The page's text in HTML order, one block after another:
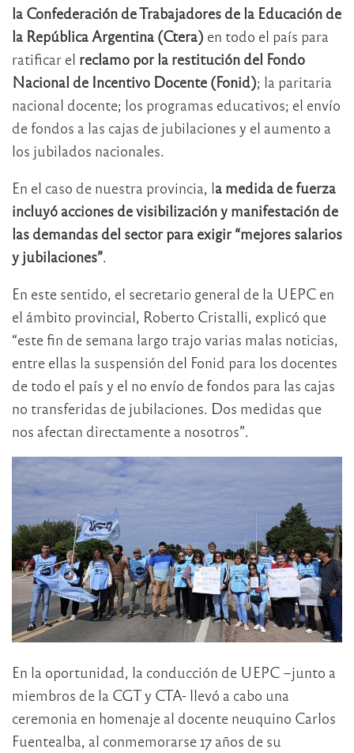
la Confederación de Trabajadores de la Educación de
la República Argentina (Ctera) en todo el país para
ratificar el reclamo por la restitución del Fondo
Nacional de Incentivo Docente (Fonid); la paritaria
nacional docente; los programas educativos; el envío
de fondos a las cajas de jubilaciones y el aumento a
los jubilados nacionales.
En el caso de nuestra provincia, la medida de fuerza
incluyó acciones de visibilización y manifestación de
las demandas del sector para exigir “mejores salarios
y jubilaciones”.
En este sentido, el secretario general de la UEPC en
el ámbito provincial, Roberto Cristalli, explicó que
“este fin de semana largo trajo varias malas noticias,
entre ellas la suspensión del Fonid para los docentes
de todo el país y el no envío de fondos para las cajas
no transferidas de jubilaciones. Dos medidas que
nos afectan directamente a nosotros”.
En la oportunidad, la conducción de UEPC –junto a
miembros de la CGT y CTA- llevó a cabo una
ceremonia en homenaje al docente neuquino Carlos
Fuentealba, al conmemorarse 17 años de su